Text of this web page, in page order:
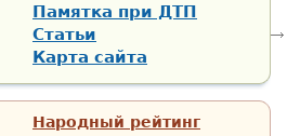
Памятка при ДТП
Статьи
Карта сайта
Народный рейтинг